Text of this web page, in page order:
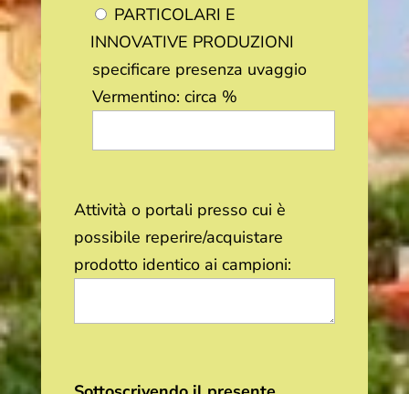
PARTICOLARI E
INNOVATIVE PRODUZIONI
specificare presenza uvaggio
Vermentino: circa %
Attività o portali presso cui è
possibile reperire/acquistare
prodotto identico ai campioni: